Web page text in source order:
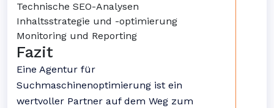
Technische SEO-Analysen
Inhaltsstrategie und -optimierung
Monitoring und Reporting
Fazit
Eine Agentur für
Suchmaschinenoptimierung ist ein
wertvoller Partner auf dem Weg zum